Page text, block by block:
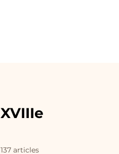
XVIIIe
137 articles